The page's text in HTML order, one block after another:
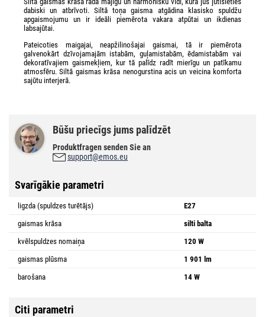
dabiski un atbrīvoti. Siltā toņa gaisma atgādina klasisko spuldžu
apgaismojumu un ir ideāli piemērota vakara atpūtai un ikdienas
labsajūtai.
Pateicoties maigajai, neapžilinošajai gaismai, tā ir piemērota
galvenokārt dzīvojamajām istabām, guļamistabām, ēdamistabām vai
dekoratīvajiem gaismekļiem, kur tā palīdz radīt mierīgu un patīkamu
atmosfēru. Siltā gaismas krāsa nenogurstina acis un veicina komforta
sajūtu interjerā.
Būšu priecīgs jums palīdzēt
Produktfragen senden Sie an
support@emos.eu
Svarīgākie parametri
ligzda (spuldzes turētājs)
E27
gaismas krāsa
silti balta
kvēlspuldzes nomaiņa
120 W
gaismas plūsma
1 901 lm
barošana
14 W
Citi parametri